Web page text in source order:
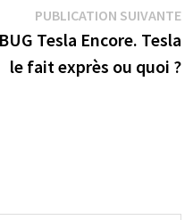
:
PUBLICATION SUIVANTE
BUG Tesla Encore. Tesla
le fait exprès ou quoi ?